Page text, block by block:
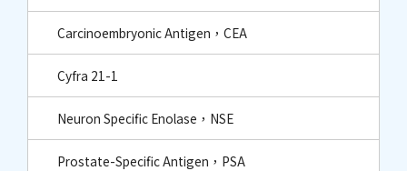
Carcinoembryonic Antigen，CEA​
Cyfra 21-1
Neuron Specific Enolase，NSE
Prostate-Specific Antigen，PSA